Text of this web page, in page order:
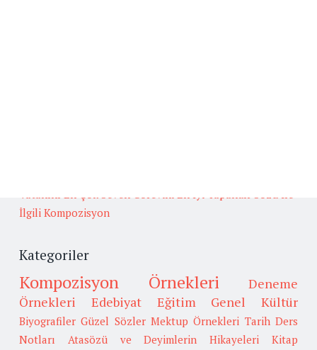
İlgili Kompozisyon
Kategoriler
Kompozisyon Örnekleri
Deneme
Örnekleri
Edebiyat Eğitim Genel Kültür
Biyografiler Güzel Sözler Mektup Örnekleri Tarih Ders
Notları
Atasözü ve Deyimlerin Hikayeleri
Kitap